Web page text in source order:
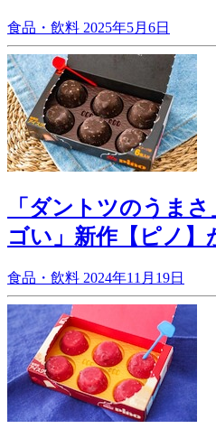
食品・飲料 2025年5月6日
「ダントツのうま
ゴい」新作【ピノ】
食品・飲料 2024年11月19日